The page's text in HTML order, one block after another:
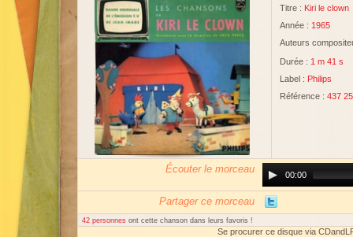
Titre : Kiri le clown
Année : 1965
Auteurs
Durée : 1 m 41 s
Label : Philips
Référence : 437
Écouter le morceau
Player00:00
Partager ce morceau
42 personnes ont cette chanson dans leurs favoris !
Se procurer ce disque via